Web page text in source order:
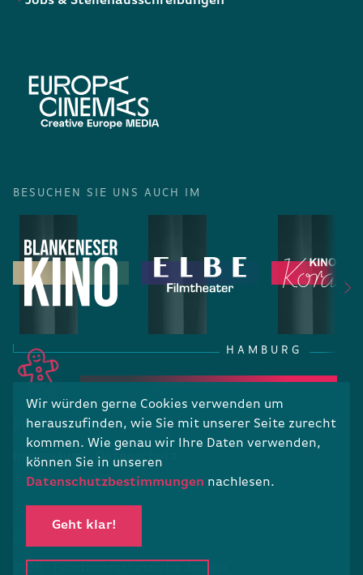
Wir würden gerne Cookies verwenden um
herauszufinden, wie Sie mit unserer Seite zurecht
kommen. Wie genau wir Ihre Daten verwenden,
können Sie in unseren
Datenschutzbestimmungen nachlesen.
Geht klar!
BESUCHEN SIE UNS AUCH IM
HAMBURG
RECHTLICHES
Impressum Datenschutz